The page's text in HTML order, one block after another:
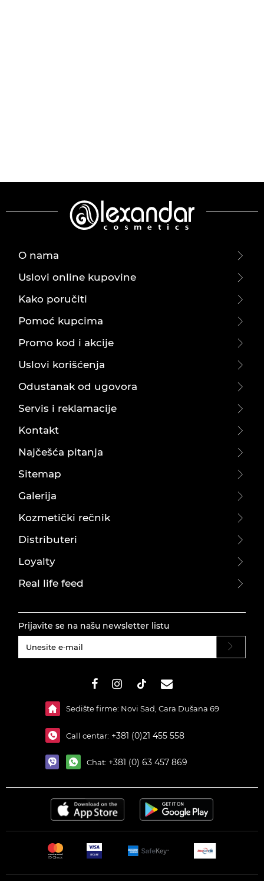
O nama
Uslovi online kupovine
Kako poručiti
Pomoć kupcima
Promo kod i akcije
Uslovi korišćenja
Odustanak od ugovora
Servis i reklamacije
Kontakt
Najčešća pitanja
Sitemap
Galerija
Kozmetički rečnik
Distributeri
Loyalty
Real life feed
Prijavite se na našu newsletter listu
Sedište firme: Novi Sad, Cara Dušana 69
Call centar: +381 (0)21 455 558
Chat: +381 (0) 63 457 869